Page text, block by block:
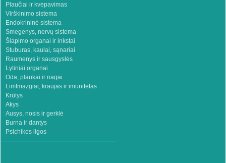
Plaučiai ir kvėpavimas
Virškinimo sistema
Endokrininė sistema
Smegenys, nervų sistema
Šlapimo organai ir inkstai
Stuburas, kaulai, sąnariai
Raumenys ir sausgyslės
Lytiniai organai
Oda, plaukai ir nagai
Limfmazgiai, kraujas ir imunitetas
Krūtys
Akys
Ausys, nosis ir gerklė
Burna ir dantys
Psichikos ligos